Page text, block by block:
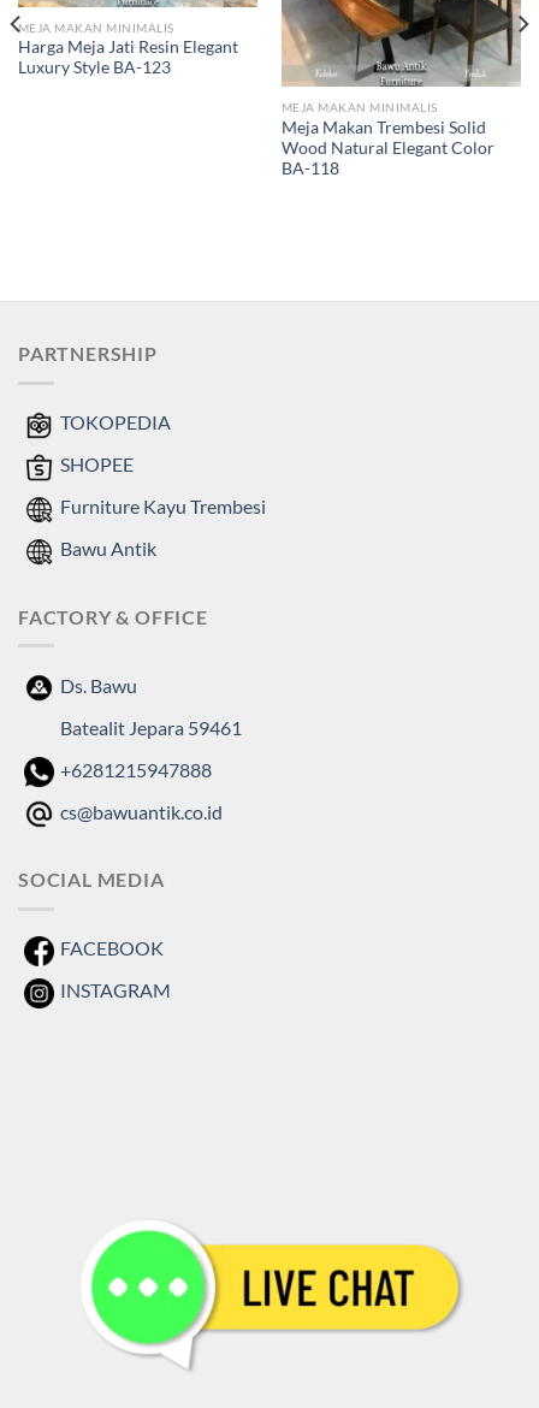
MEJA MAKAN MINIMALIS
Harga Meja Jati Resin Elegant
Luxury Style BA-123
MEJA MAKAN MINIMALIS
Meja Makan Trembesi Solid
Wood Natural Elegant Color
BA-118
PARTNERSHIP
TOKOPEDIA
SHOPEE
Furniture Kayu Trembesi
Bawu Antik
FACTORY & OFFICE
Ds. Bawu
Batealit Jepara 59461
+6281215947888
cs@bawuantik.co.id
SOCIAL MEDIA
FACEBOOK
INSTAGRAM